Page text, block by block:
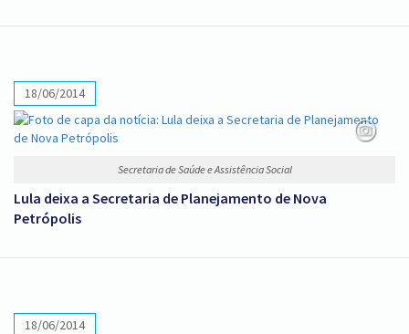
18/06/2014
Secretaria de Saúde e Assistência Social
Lula deixa a Secretaria de Planejamento de Nova
Petrópolis
18/06/2014